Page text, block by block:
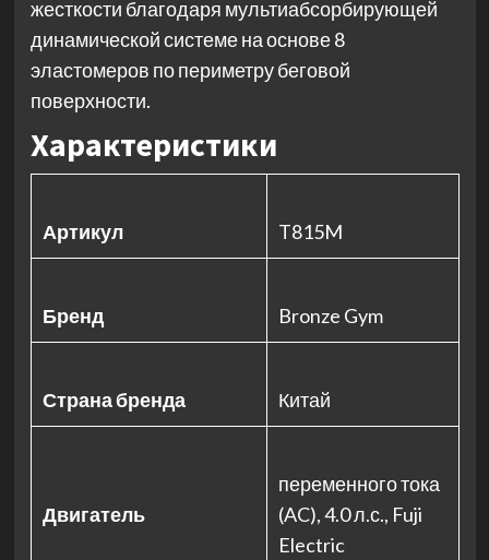
жесткости благодаря мультиабсорбирующей
динамической системе на основе 8
эластомеров по периметру беговой
поверхности.
Характеристики
Артикул T815M
Бренд Bronze Gym
Страна бренда Китай
Двигатель
переменного тока
(AC), 4.0 л.с., Fuji
Electric